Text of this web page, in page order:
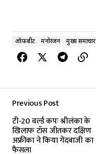
ऑफ़बीट मनोरंजन मुख्य समाचार
Previous Post
टी-20 वर्ल्ड कपः श्रीलंका के
खिलाफ टॉस जीतकर दक्षिण
अफ्रीका ने किया गेंदबाजी का
फैसला